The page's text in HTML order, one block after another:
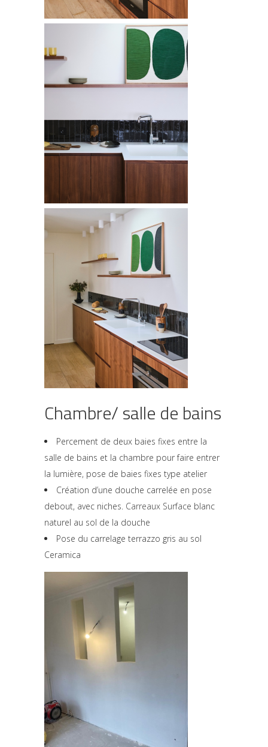
Chambre/ salle de bains
Percement de deux baies fixes entre la
salle de bains et la chambre pour faire entrer
la lumière, pose de baies fixes type atelier
Création d’une douche carrelée en pose
debout, avec niches. Carreaux Surface blanc
naturel au sol de la douche
Pose du carrelage terrazzo gris au sol
Ceramica